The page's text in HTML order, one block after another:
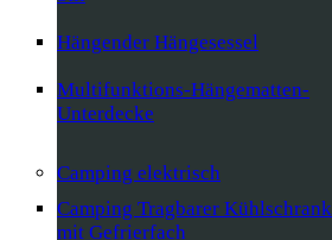
Hängender Hängesessel
Multifunktions-Hängematten-
Unterdecke
Camping elektrisch
Camping Tragbarer Kühlschrank
mit Gefrierfach